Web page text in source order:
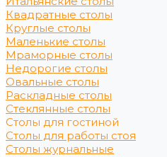
Квадратные столы
Круглые столы
Маленькие столы
Мраморные столы
Недорогие столы
Овальные столы
Раскладные столы
Стеклянные столы
Столы для гостиной
Столы для работы стоя
Столы журнальные